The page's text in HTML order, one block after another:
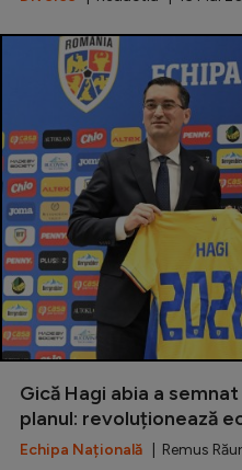
Gică Hagi abia a
planul: revoluționează
Echipa Națională | Remus